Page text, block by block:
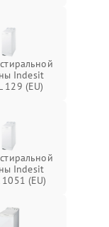
Indesit
129 (EU)
Indesit
(EU)